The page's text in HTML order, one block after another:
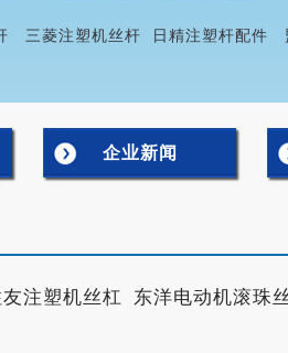
三菱注塑机丝杆 日精注塑杆配件
企业新闻
注塑机丝杠 东洋电动机滚珠